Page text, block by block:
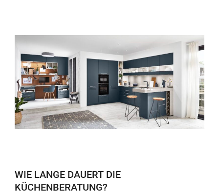
WIE LANGE DAUERT DIE
KÜCHENBERATUNG?